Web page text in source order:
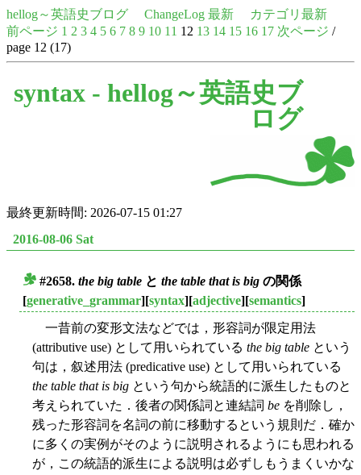
hellog～英語史ブログ ChangeLog 最新
カテゴリ最新
前ページ 1 2 3 4 5 6 7 8 9 10 11 12 13 14 15 16 17 次ページ /
page 12 (17)
syntax - hellog～英語史ブ
ログ
最終更新時間: 2026-07-15 01:27
2016-08-06 Sat
#2658. the big table と the table that is big の関係
[generative_grammar][syntax][adjective][semantics]
一昔前の変形文法などでは，形容詞が限定用法
(attributive use) として用いられている the big table という
句は，叙述用法 (predicative use) として用いられている
the table that is big という句から統語的に派生したものと
考えられていた．後者の関係詞と連結詞 be を削除し，
残った形容詞を名詞の前に移動するという規則だ．確か
に多くの実例がそのように説明されるようにも思われる
が，この統語的派生による説明は必ずしもうまくいかな